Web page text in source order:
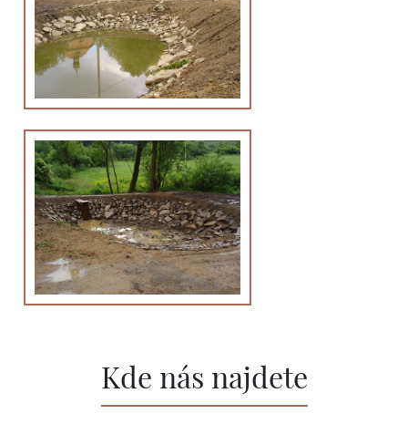
Kde nás najdete